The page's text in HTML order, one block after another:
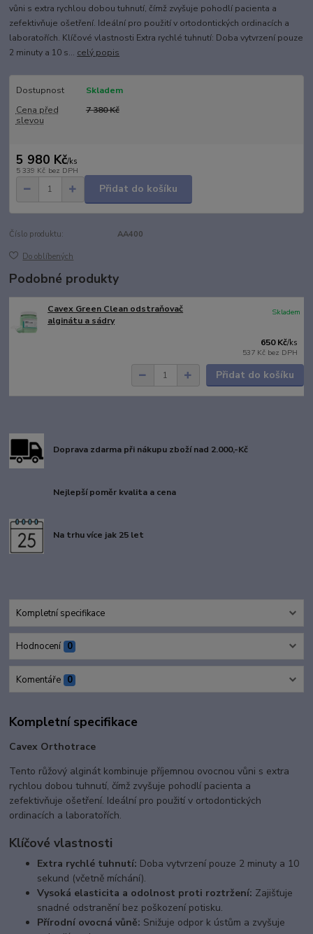
vůni s extra rychlou dobou tuhnutí, čímž zvyšuje pohodlí pacienta a
zefektivňuje ošetření. Ideální pro použití v ortodontických ordinacích a
laboratořích. Klíčové vlastnosti Extra rychlé tuhnutí: Doba vytvrzení pouze
2 minuty a 10 s... celý popis
Dostupnost
Skladem
Cena před
slevou
7 380 Kč
5 980 Kč/ks
5 339 Kč bez DPH
Přidat do košíku
Číslo produktu: AA400
Do oblíbených
Podobné produkty
Cavex Green Clean odstraňovač
alginátu a sádry
650 Kč/ks
537 Kč bez DPH
Skladem
Přidat do košíku
Doprava zdarma při nákupu zboží nad 2.000,-Kč
Nejlepší poměr kvalita a cena
Na trhu více jak 25 let
Kompletní specifikace
Hodnocení 0
Komentáře 0
Kompletní specifikace
Cavex Orthotrace
Tento růžový alginát kombinuje příjemnou ovocnou vůni s extra
rychlou dobou tuhnutí, čímž zvyšuje pohodlí pacienta a
zefektivňuje ošetření. Ideální pro použití v ortodontických
ordinacích a laboratořích.
Klíčové vlastnosti
Extra rychlé tuhnutí: Doba vytvrzení pouze 2 minuty a 10
sekund (včetně míchání).
Vysoká elasticita a odolnost proti roztržení: Zajišťuje
snadné odstranění bez poškození potisku.
Přírodní ovocná vůně: Snižuje odpor k ústům a zvyšuje